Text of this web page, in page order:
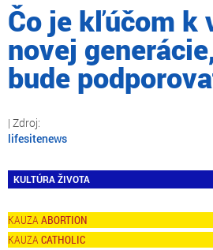
Čo je kľúčom k
novej
bude
lifesitenews
KULTÚRA ŽIVOTA
ABORTION
CATHOLIC